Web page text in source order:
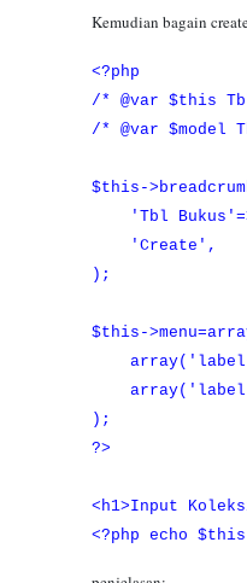
Kemudian bagain
<?php
/* @var $this
/* @var $model
$this-
'Tbl
'Create',
);
$this-
);
?>
<h1>Input
<?php echo